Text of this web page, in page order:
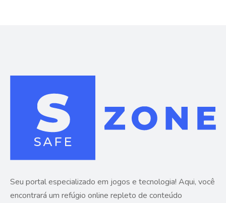
Seu portal especializado em jogos e tecnologia! Aqui, você
encontrará um refúgio online repleto de conteúdo